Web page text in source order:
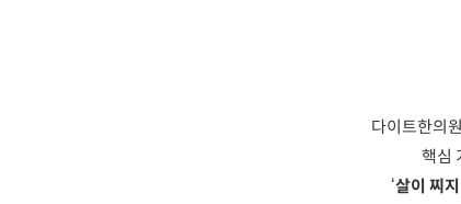
다이트한의
핵심
‘살이 찌